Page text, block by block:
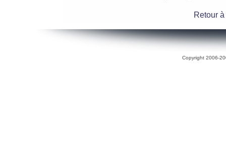
Retour
Copyright 2006-